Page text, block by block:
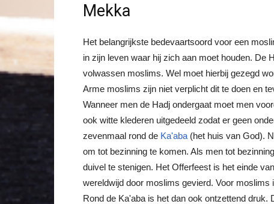
Mekka
Het belangrijkste bedevaartsoord voor een
in zijn leven waar hij zich aan moet houden. De
volwassen moslims. Wel moet hierbij gezegd
Arme moslims zijn niet verplicht dit te doen en
Wanneer men de Hadj ondergaat moet men
ook witte klederen uitgedeeld zodat er geen
zevenmaal rond de Ka'aba (het huis van God).
om tot bezinning te komen. Als men tot
duivel te stenigen. Het Offerfeest is het einde
wereldwijd door moslims gevierd. Voor
Rond de Ka'aba is het dan ook ontzettend